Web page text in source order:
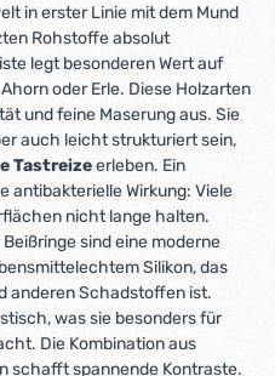
in erster Linie mit dem Mund
Rohstoffe absolut
legt besonderen Wert auf
oder Erle. Diese Holzarten
und feine Maserung aus. Sie
auch leicht strukturiert sein,
Tastreizeerleben. Ein
antibakterielle Wirkung: Viele
nicht lange halten.
sind eine moderne
Silikon, das
anderen Schadstoffen ist.
was sie besonders für
Die Kombination aus
schafft spannende Kontraste.